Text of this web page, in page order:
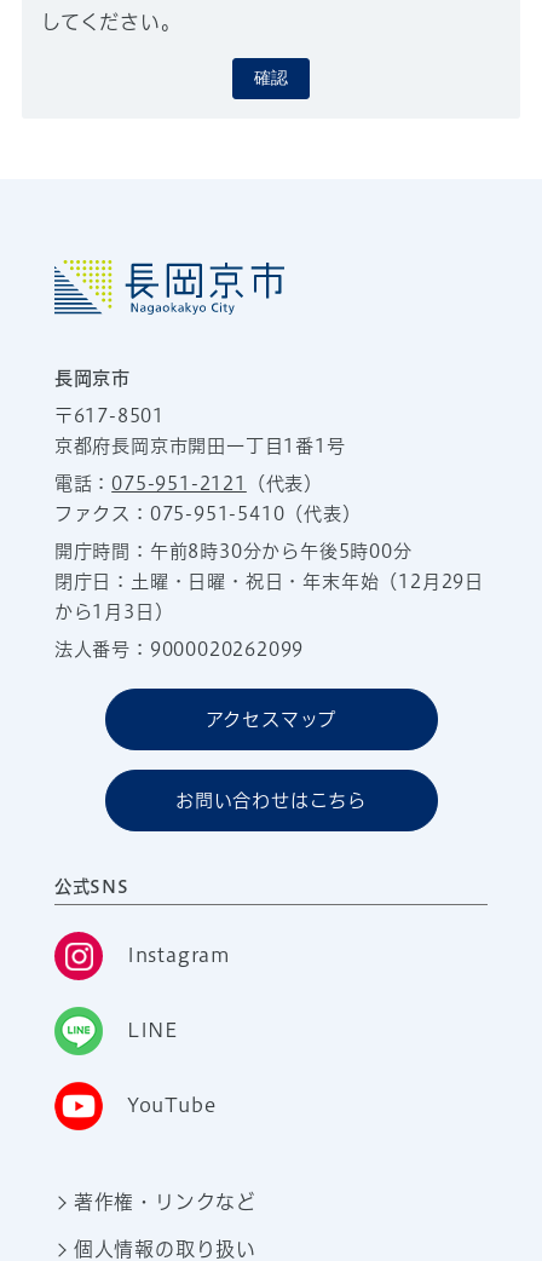
してください。
確認
長岡京市
〒617-8501
京都府長岡京市開田一丁目1番1号
電話：075-951-2121
（代表）
ファクス：075-951-5410（代表）
開庁時間：午前8時30分から午後5時00分
閉庁日：土曜・日曜・祝日・年末年始（12月29日
から1月3日）
法人番号：9000020262099
アクセスマップ
お問い合わせはこちら
公式SNS
Instagram
LINE
YouTube
著作権・リンクなど
個人情報の取り扱い